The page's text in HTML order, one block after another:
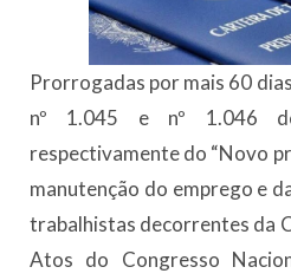
Prorrogadas por mais 60
nº 1.045 e nº 1.046
respectivamente do “Novo
manutenção do emprego e
trabalhistas decorrentes da
Atos do Congresso